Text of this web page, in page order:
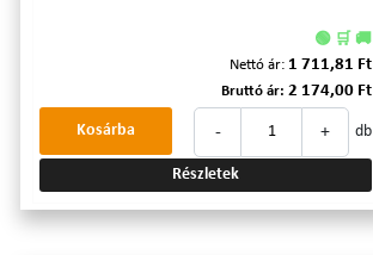
🟢 🛒 🚚
Nettó ár: 1 711,81 Ft
Bruttó ár: 2 174,00 Ft
- + db
Kosárba
Részletek